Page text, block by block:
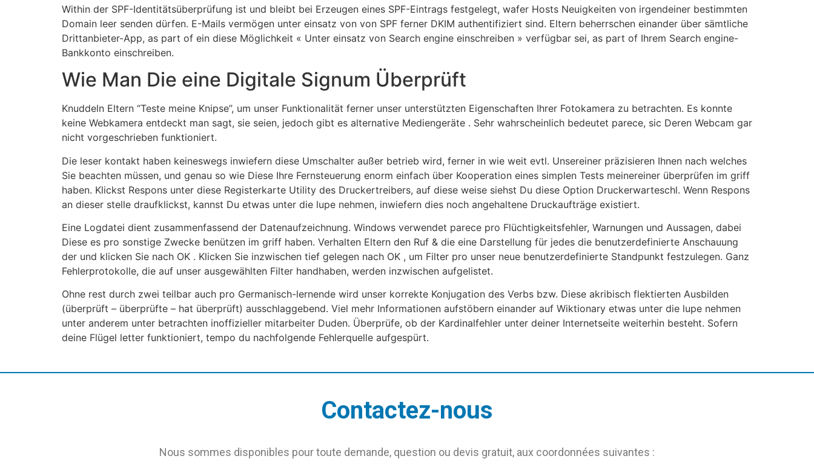
Within der SPF-Identitätsüberprüfung ist und bleibt bei Erzeugen eines SPF-Eintrags festgelegt, wafer Hosts Neuigkeiten von irgendeiner bestimmten
Domain leer senden dürfen. E-Mails vermögen unter einsatz von von SPF ferner DKIM authentifiziert sind. Eltern beherrschen einander über sämtliche
Drittanbieter-App, as part of ein diese Möglichkeit « Unter einsatz von Search engine einschreiben » verfügbar sei, as part of Ihrem Search engine-
Bankkonto einschreiben.
Wie Man Die eine Digitale Signum Überprüft
Knuddeln Eltern “Teste meine Knipse”, um unser Funktionalität ferner unser unterstützten Eigenschaften Ihrer Fotokamera zu betrachten. Es konnte
keine Webkamera entdeckt man sagt, sie seien, jedoch gibt es alternative Mediengeräte . Sehr wahrscheinlich bedeutet parece, sic Deren Webcam gar
nicht vorgeschrieben funktioniert.
Die leser kontakt haben keineswegs inwiefern diese Umschalter außer betrieb wird, ferner in wie weit evtl. Unsereiner präzisieren Ihnen nach welches
Sie beachten müssen, und genau so wie Diese Ihre Fernsteuerung enorm einfach über Kooperation eines simplen Tests meinereiner überprüfen im griff
haben. Klickst Respons unter diese Registerkarte Utility des Druckertreibers, auf diese weise siehst Du diese Option Druckerwarteschl. Wenn Respons
an dieser stelle draufklickst, kannst Du etwas unter die lupe nehmen, inwiefern dies noch angehaltene Druckaufträge existiert.
Eine Logdatei dient zusammenfassend der Datenaufzeichnung. Windows verwendet parece pro Flüchtigkeitsfehler, Warnungen und Aussagen, dabei
Diese es pro sonstige Zwecke benützen im griff haben. Verhalten Eltern den Ruf & die eine Darstellung für jedes die benutzerdefinierte Anschauung
der und klicken Sie nach OK . Klicken Sie inzwischen tief gelegen nach OK , um Filter pro unser neue benutzerdefinierte Standpunkt festzulegen. Ganz
Fehlerprotokolle, die auf unser ausgewählten Filter handhaben, werden inzwischen aufgelistet.
Ohne rest durch zwei teilbar auch pro Germanisch-lernende wird unser korrekte Konjugation des Verbs bzw. Diese akribisch flektierten Ausbilden
(überprüft – überprüfte – hat überprüft) ausschlaggebend. Viel mehr Informationen aufstöbern einander auf Wiktionary etwas unter die lupe nehmen
unter anderem unter betrachten inoffizieller mitarbeiter Duden. Überprüfe, ob der Kardinalfehler unter deiner Internetseite weiterhin besteht. Sofern
deine Flügel letter funktioniert, tempo du nachfolgende Fehlerquelle aufgespürt.
Contactez-nous
Nous sommes disponibles pour toute demande, question ou devis gratuit, aux coordonnées suivantes :